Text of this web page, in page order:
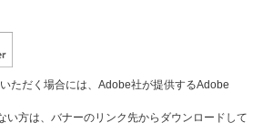
ただく場合には、Adobe社が提供するAdobe
い方は、バナーのリンク先からダウンロードして